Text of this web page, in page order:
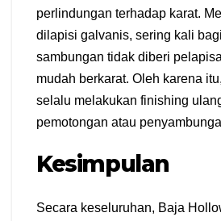
perlindungan terhadap karat.
dilapisi galvanis, sering kali
sambungan tidak diberi
mudah berkarat. Oleh karena
selalu melakukan finishing
pemotongan atau
Kesimpulan
Secara keseluruhan, Baja